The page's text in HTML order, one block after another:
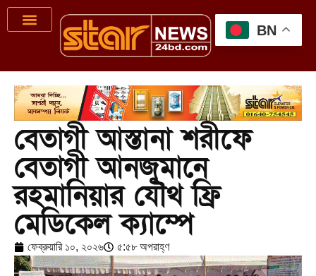
বেতাগী আস্তানা শরীফে
বেতাগী আনজুমানে
রহমানিয়ার যৌথ ফ্রি
মেডিকেল ক্যাম্পে
ফেব্রুয়ারি ১০, ২০২৬ ৫:৫৮ অপরাহ্ণ
BN